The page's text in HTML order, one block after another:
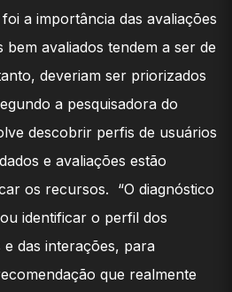
a importância das avaliações
avaliados tendem a ser de
deveriam ser priorizados
a pesquisadora do
descobrir perfis de usuários
e avaliações estão
os recursos. “O diagnóstico
identificar o perfil dos
das interações, para
que realmente